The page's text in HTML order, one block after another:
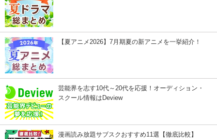
【夏アニメ2026】7月期夏の新アニメを一挙紹介！
芸能界を志す10代～20代を応援！オーディション・
スクール情報はDeview
漫画読み放題サブスクおすすめ11選【徹底比較】